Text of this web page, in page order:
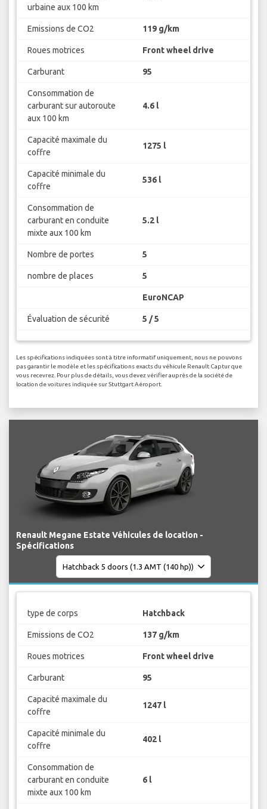
urbaine aux 100 km
Emissions de CO2 119 g/km
Roues motrices Front wheel drive
Carburant 95
Consommation de
carburant sur autoroute
aux 100 km
4.6 l
Capacité maximale du
coffre
1275 l
Capacité minimale du
coffre
536 l
Consommation de
carburant en conduite
mixte aux 100 km
5.2 l
Nombre de portes 5
nombre de places 5
EuroNCAP
Évaluation de sécurité 5 / 5
Les spécifications indiquées sont à titre informatif uniquement, nous ne pouvons
pas garantir le modèle et les spécifications exacts du véhicule Renault Captur que
vous recevrez. Pour plus de détails, vous devez vérifier auprès de la société de
location de voitures indiquée sur Stuttgart Aéroport.
Renault Megane Estate Véhicules de location -
Spécifications
type de corps Hatchback
Emissions de CO2 137 g/km
Roues motrices Front wheel drive
Carburant 95
Capacité maximale du
coffre
1247 l
Capacité minimale du
coffre
402 l
Consommation de
carburant en conduite
mixte aux 100 km
6 l